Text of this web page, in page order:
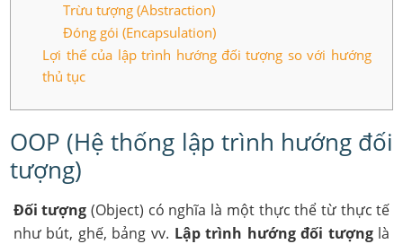
Trừu tượng (Abstraction)
Đóng gói (Encapsulation)
Lợi thế của lập trình hướng đối tượng so với hướng
thủ tục
OOP (Hệ thống lập trình hướng đối
tượng)
Đối tượng (Object) có nghĩa là một thực thể từ thực tế
như bút, ghế, bảng vv. Lập trình hướng đối tượnglà